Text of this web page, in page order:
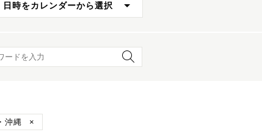
日時をカレンダーから選択
ード検索
沖縄 ×